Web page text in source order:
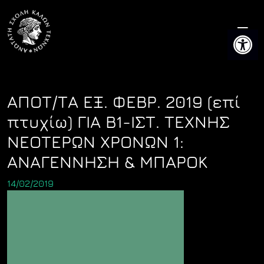
content
ΑΠΟΤ/ΤΑ ΕΞ. ΦΕΒΡ. 2019 (επί
πτυχίω) ΓΙΑ Β1-ΙΣΤ. ΤΕΧΝΗΣ
ΝΕΟΤΕΡΩΝ ΧΡΟΝΩΝ 1:
ΑΝΑΓΕΝΝΗΣΗ & ΜΠΑΡΟΚ
14/02/2019